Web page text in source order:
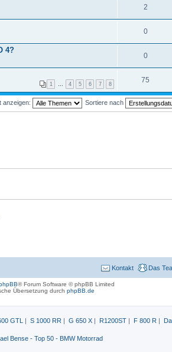
2
0
4?
0
1 … 4 5 6 7 8 75
anzeigen: Sortiere nach
Das
Kontakt
® Forum Software © phpBB Limited
Übersetzung durch phpBB.de
GTL | S 1000 RR | G 650 X| R1200ST| F 800 R |